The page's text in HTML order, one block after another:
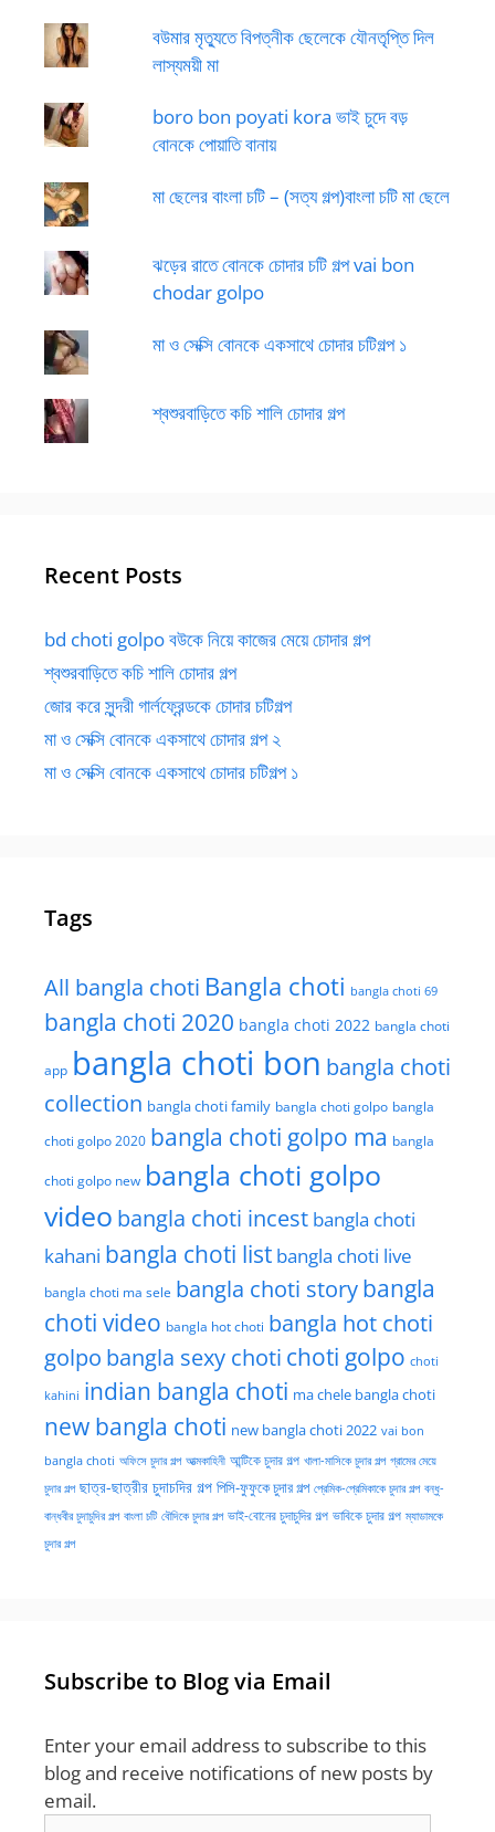
বউমার মৃত্যুতে বিপত্নীক ছেলেকে যৌনতৃপ্তি দিল
লাস্যময়ী মা
boro bon poyati kora ভাই চুদে বড়
বোনকে পোয়াতি বানায়
মা ছেলের বাংলা চটি – (সত্য গল্প)বাংলা চটি মা ছেলে
ঝড়ের রাতে বোনকে চোদার চটি গল্প vai bon
chodar golpo
মা ও সেক্সি বোনকে একসাথে চোদার চটিগল্প ১
শ্বশুরবাড়িতে কচি শালি চোদার গল্প
Recent Posts
bd choti golpo বউকে নিয়ে কাজের মেয়ে চোদার গল্প
শ্বশুরবাড়িতে কচি শালি চোদার গল্প
জোর করে সুন্দরী গার্লফ্রেন্ডকে চোদার চটিগল্প
মা ও সেক্সি বোনকে একসাথে চোদার গল্প ২
মা ও সেক্সি বোনকে একসাথে চোদার চটিগল্প ১
Tags
All bangla choti Bangla choti bangla choti 69
bangla choti 2020 bangla choti 2022 bangla choti
app bangla choti bon bangla choti
collection bangla choti family bangla choti golpo bangla
choti golpo 2020 bangla choti golpo ma bangla
choti golpo new bangla choti golpo
video bangla choti incest bangla choti
kahani bangla choti list bangla choti live
bangla choti ma sele bangla choti storybangla
choti video bangla hot choti bangla hot choti
golpo bangla sexy choti choti golpo choti
kahini indian bangla choti ma chele bangla choti
new bangla choti new bangla choti 2022 vai bon
bangla choti অফিসে চুদার গল্প আত্মকাহিনী আন্টিকে চুদার গল্প খালা-মাসিকে চুদার গল্প গ্রামের মেয়ে
চুদার গল্প ছাত্র-ছাত্রীর চুদাচদির গল্প পিসি-ফুফুকে চুদার গল্প প্রেমিক-প্রেমিকাকে চুদার গল্প বন্ধু-
বান্ধবীর চুদাচুদির গল্প বাংলা চটি বৌদিকে চুদার গল্প ভাই-বোনের চুদাচুদির গল্প ভাবিকে চুদার গল্প ম্যাডামকে
চুদার গল্প
Subscribe to Blog via Email
Enter your email address to subscribe to this
blog and receive notifications of new posts by
email.